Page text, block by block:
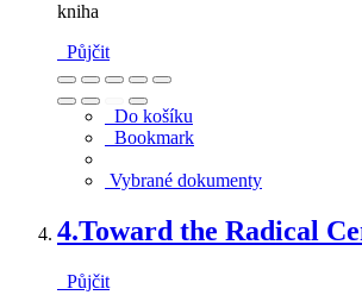
kniha
Půjčit
Do košíku
Bookmark
Vybrané dokumenty
4.Toward the Radical
Půjčit